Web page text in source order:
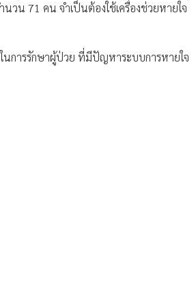
น 71 คน จำเป็นต้องใช้เครื่องช่วยหายใจ
นการรักษาผู้ป่วย ที่มีปัญหาระบบการหายใจ